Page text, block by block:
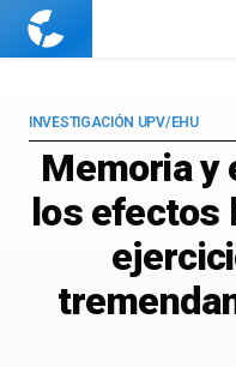
Cuaderno
Memoria y
los efectos
INVESTIGACIÓN UPV/EHU